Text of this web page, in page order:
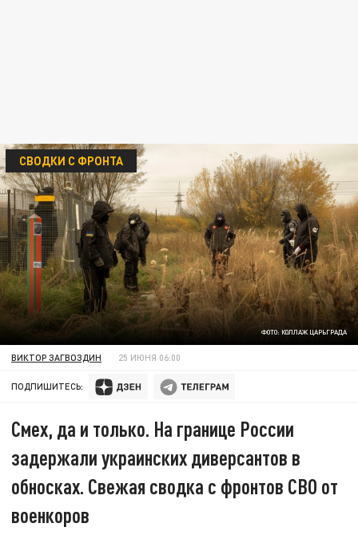
ФОТО: КОЛЛАЖ ЦАРЬГРАДА
СВОДКИ С ФРОНТА
ВИКТОР ЗАГВОЗДИН 25 ИЮНЯ 06:00
ПОДПИШИТЕСЬ:
Смех, да и только. На границе России
задержали украинских диверсантов в
обносках. Свежая сводка с фронтов СВО от
военкоров